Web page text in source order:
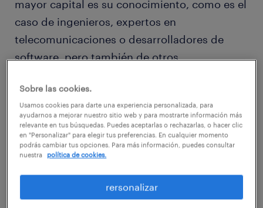
mayor capital es su conocimiento, como es el
caso de ingenieros, expertos en
telecomunicaciones o desarrolladores de
software, pero también de otros
directamente en esa categoría, como
médicos, arquitectos o contables.
En realidad, la definición es tan amplia e
incluye a tantos profesionales que las
Sobre las cookies.
Usamos cookies para darte una experiencia personalizada, para
ayudarnos a mejorar nuestro sitio web y para mostrarte información más
relevante en tus búsquedas. Puedes aceptarlas o rechazarlas, o hacer clic
en "Personalizar" para elegir tus preferencias. En cualquier momento
podrás cambiar tus opciones. Para más información, puedes consultar
nuestra
política de cookies.
rersonalizar